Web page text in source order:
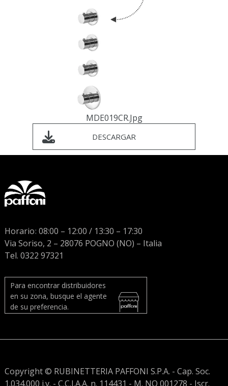
MDE019CR.jpg
DESCARGAR
Horario:08:00 – 12:00 / 13:30 – 17:30
Via Soriso, 2 – 28076 POGNO (NO) – Italia
Tel. 0322 97321
Para encontrar distribuidores
en su zona, busque el agente
de su preferencia.
Copyright © RUBINETTERIA PAFFONI S.P.A. - Cap. Soc.
1.034.000 i.v. - C.C.I.A.A. n. 114431 - M. NO 001278 - Iscr.